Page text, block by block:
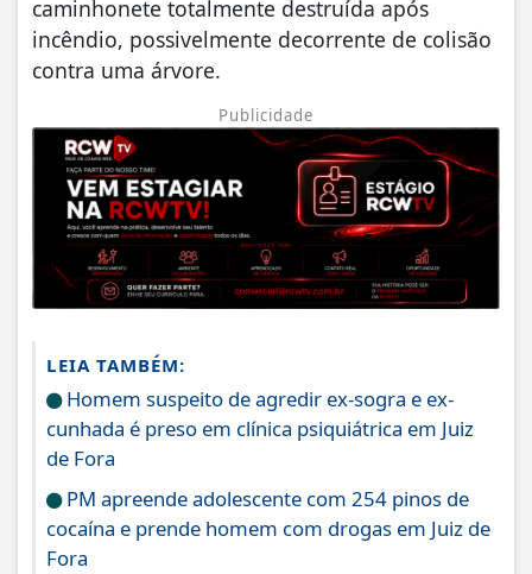
caminhonete totalmente destruída após
incêndio, possivelmente decorrente de colisão
contra uma árvore.
Publicidade
LEIA TAMBÉM:
Homem suspeito de agredir ex-sogra e ex-
cunhada é preso em clínica psiquiátrica em Juiz
de Fora
PM apreende adolescente com 254 pinos de
cocaína e prende homem com drogas em Juiz de
Fora